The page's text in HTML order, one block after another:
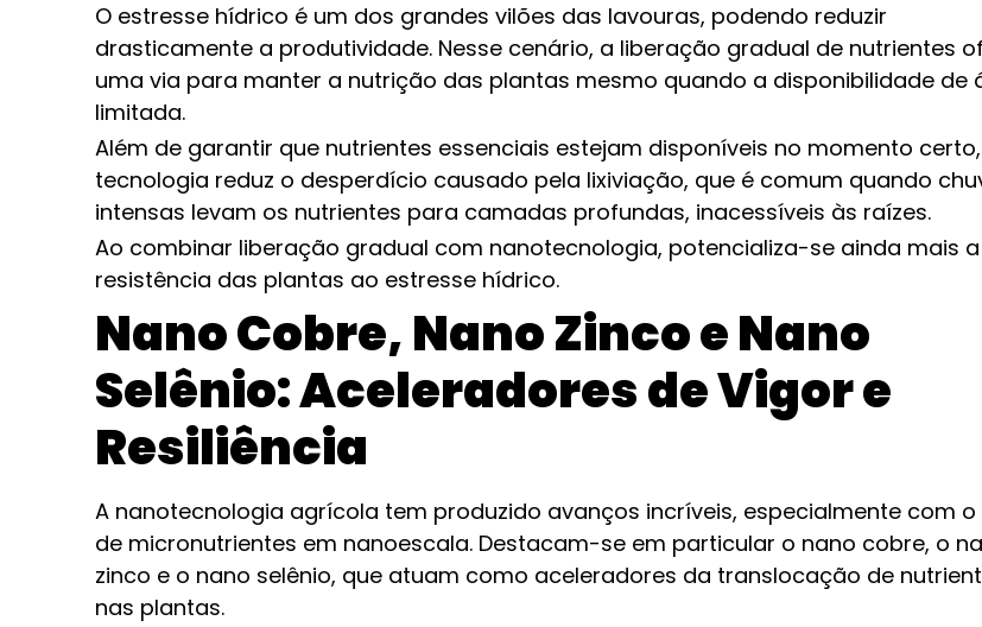
O estresse hídrico é um dos grandes vilões das lavouras, podendo reduzir
drasticamente a produtividade. Nesse cenário, a liberação gradual de nutrientes
uma via para manter a nutrição das plantas mesmo quando a disponibilidade de
limitada.
Além de garantir que nutrientes essenciais estejam disponíveis no momento
tecnologia reduz o desperdício causado pela lixiviação, que é comum quando
intensas levam os nutrientes para camadas profundas, inacessíveis às raízes.
Ao combinar liberação gradual com nanotecnologia, potencializa-se ainda mais a
resistência das plantas ao estresse hídrico.
Nano Cobre, Nano Zinco e Nano
Selênio: Aceleradores de Vigor e
Resiliência
A nanotecnologia agrícola tem produzido avanços incríveis, especialmente com o
de micronutrientes em nanoescala. Destacam-se em particular o nano cobre, o
zinco e o nano selênio, que atuam como aceleradores da translocação de
nas plantas.